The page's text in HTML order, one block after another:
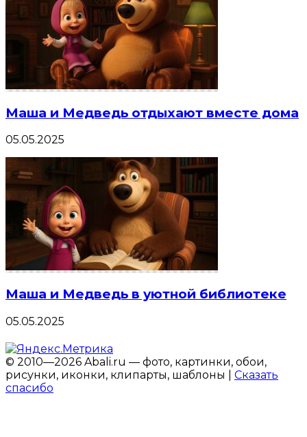
Маша и Медведь отдыхают вместе дома
05.05.2025
Маша и Медведь в уютной библиотеке
05.05.2025
© 2010—2026 Abali.ru — фото, картинки, обои,
рисунки, иконки, клипарты, шаблоны | Сказать
спасибо